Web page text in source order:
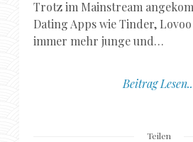
Trotz im Mainstream
Dating Apps wie Tinder,
immer mehr junge und…
Beitrag
Teilen